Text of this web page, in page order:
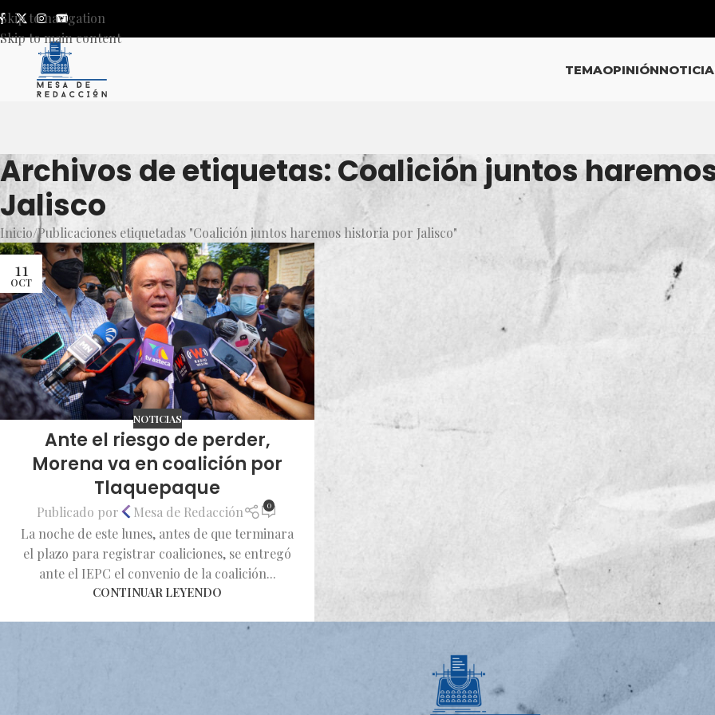
Skip to navigation
Skip to main content
TEMAOPINIÓN
Archivos de etiquetas: Coalición juntos
Jalisco
Inicio Publicaciones etiquetadas "Coalición juntos haremos historia por Jalisco"
11
OCT
NOTICIAS
Ante el riesgo de perder,
Morena va en coalición por
Tlaquepaque
Publicado por Mesa de Redacción 0
La noche de este lunes, antes de que terminara
el plazo para registrar coaliciones, se entregó
ante el IEPC el convenio de la coalición...
CONTINUAR LEYENDO